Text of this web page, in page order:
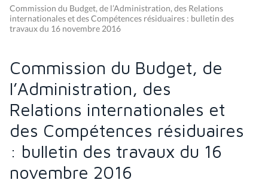
Commission du Budget, de l’Administration, des Relations
internationales et des Compétences résiduaires : bulletin des
travaux du 16 novembre 2016
Commission du Budget, de
l’Administration, des
Relations internationales et
des Compétences résiduaires
: bulletin des travaux du 16
novembre 2016